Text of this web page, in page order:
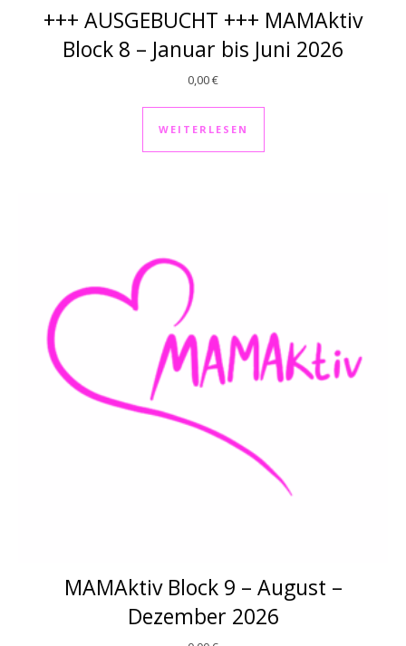
+++ AUSGEBUCHT +++ MAMAktiv
Block 8 – Januar bis Juni 2026
0,00€
WEITERLESEN
MAMAktiv Block 9 – August –
Dezember 2026